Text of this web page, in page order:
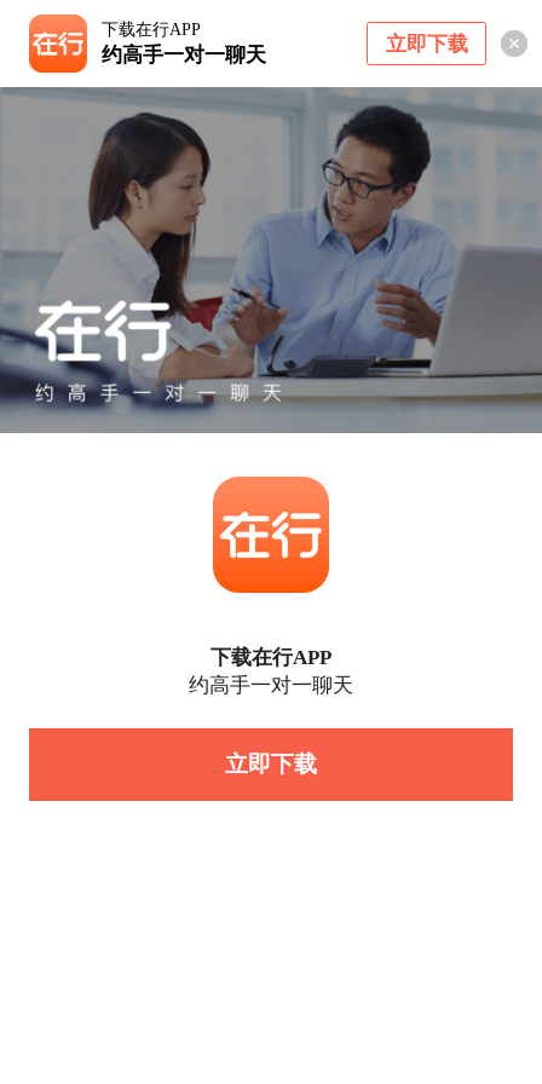
下载在行APP
约高手一对一聊天 立即下载
下载在行APP
约高手一对一聊天
立即下载